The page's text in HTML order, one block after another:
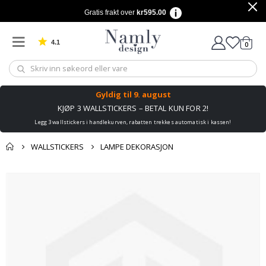
Gratis frakt over kr595.00
4.1 Basert på 1025 stemmer 0varer
Gyldig til 9. august
KJØP 3 WALLSTICKERS – BETAL KUN FOR 2!
Legg 3 wallstickers i handlekurven, rabatten trekkes automatisk i kassen!
WALLSTICKERS LAMPE DEKORASJON